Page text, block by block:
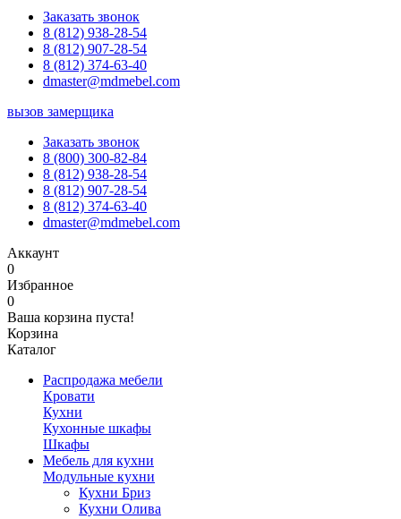
Заказать звонок
8 (812) 938-28-54
8 (812) 907-28-54
8 (812) 374-63-40
dmaster@mdmebel.com
вызов замерщика
Заказать звонок
8 (800) 300-82-84
8 (812) 938-28-54
8 (812) 907-28-54
8 (812) 374-63-40
dmaster@mdmebel.com
Аккаунт
0
Избранное
0
Ваша корзина пуста!
Корзина
Каталог
Распродажа мебели
Кровати
Кухни
Кухонные шкафы
Шкафы
Мебель для кухни
Модульные кухни
Кухни Бриз
Кухни Олива